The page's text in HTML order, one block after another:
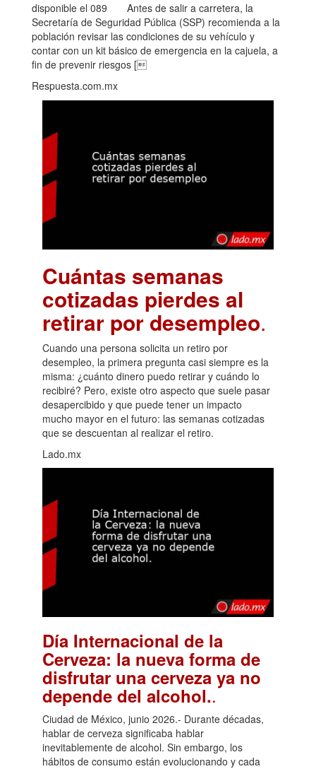
disponible el 089 Antes de salir a carretera, la
Secretaría de Seguridad Pública (SSP) recomienda a la
población revisar las condiciones de su vehículo y
contar con un kit básico de emergencia en la cajuela, a
fin de prevenir riesgos [
Respuesta.com.mx
Cuántas semanas
cotizadas pierdes al
retirar por desempleo.
Cuando una persona solicita un retiro por
desempleo, la primera pregunta casi siempre es la
misma: ¿cuánto dinero puedo retirar y cuándo lo
recibiré? Pero, existe otro aspecto que suele pasar
desapercibido y que puede tener un impacto
mucho mayor en el futuro: las semanas cotizadas
que se descuentan al realizar el retiro.
Lado.mx
Día Internacional de la
Cerveza: la nueva forma de
disfrutar una cerveza ya no
depende del alcohol..
Ciudad de México, junio 2026.- Durante décadas,
hablar de cerveza significaba hablar
inevitablemente de alcohol. Sin embargo, los
hábitos de consumo están evolucionando y cada